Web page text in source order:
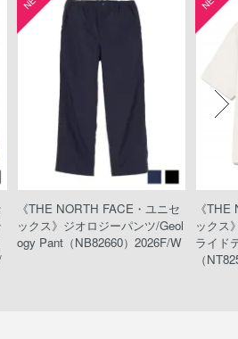
《THE NORTH FACE・ユニセ
ックス》ジオロジーパンツ/Geol
ogy Pant（NB82660）2026F/W
《
ックス
ライド
（